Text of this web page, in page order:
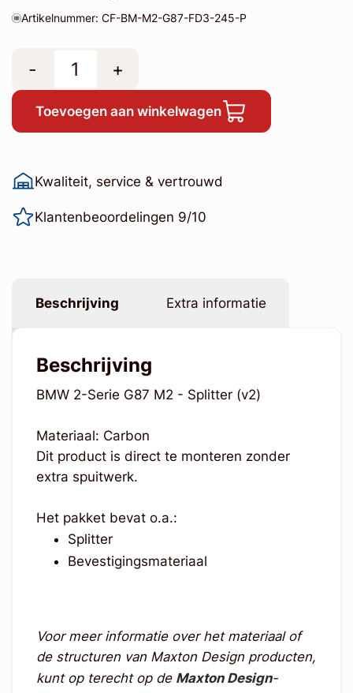
Artikelnummer: CF-BM-M2-G87-FD3-245-P
- +
Toevoegen aan winkelwagen
Kwaliteit, service & vertrouwd
Klantenbeoordelingen 9/10
Beschrijving Extra informatie
Beschrijving
BMW 2-Serie G87 M2 - Splitter (v2)
Materiaal: Carbon
Dit product is direct te monteren zonder
extra spuitwerk.
Het pakket bevat o.a.:
Splitter
Bevestigingsmateriaal
Voor meer informatie over het materiaal of
de structuren van Maxton Design producten,
kunt op terecht op de Maxton Design-